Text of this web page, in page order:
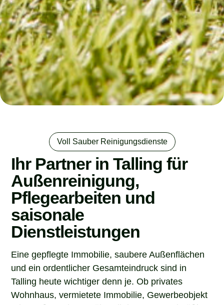
Voll Sauber Reinigungsdienste
Ihr Partner in Talling für
Außenreinigung,
Pflegearbeiten und
saisonale
Dienstleistungen
Eine gepflegte Immobilie, saubere Außenflächen
und ein ordentlicher Gesamteindruck sind in
Talling heute wichtiger denn je. Ob privates
Wohnhaus, vermietete Immobilie, Gewerbeobjekt